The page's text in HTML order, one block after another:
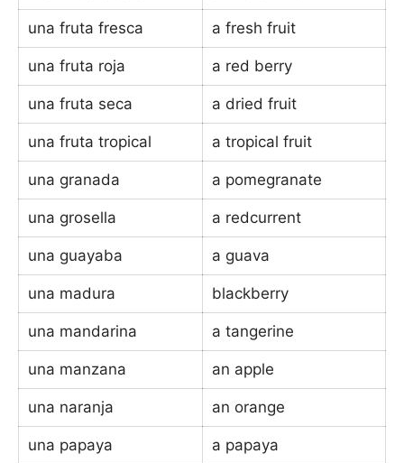
una fruta fresca a fresh fruit
una fruta roja a red berry
una fruta seca a dried fruit
una fruta tropical a tropical fruit
una granada a pomegranate
una grosella a redcurrent
una guayaba a guava
una madura blackberry
una mandarina a tangerine
una manzana an apple
una naranja an orange
una papaya a papaya